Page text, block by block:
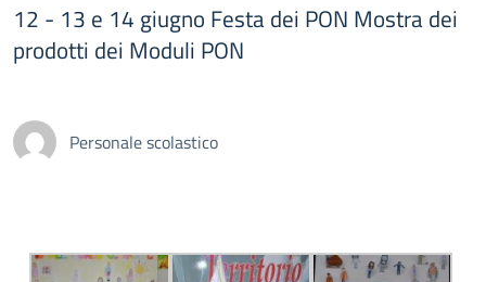
12 - 13 e 14 giugno Festa dei PON Mostra dei
prodotti dei Moduli PON
Personale scolastico